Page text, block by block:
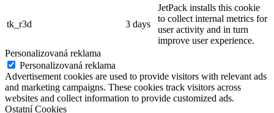
tk_r3d 3 days
JetPack installs this cookie
to collect internal metrics for
user activity and in turn
improve user experience.
Personalizovaná reklama
Personalizovaná reklama
Advertisement cookies are used to provide visitors with relevant ads
and marketing campaigns. These cookies track visitors across
websites and collect information to provide customized ads.
Ostatní Cookies